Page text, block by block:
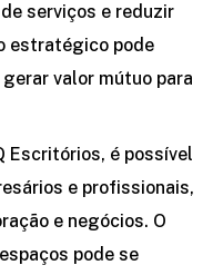
serviços e reduzir
estratégico pode
valor mútuo para
Escritórios, é possível
e profissionais,
e negócios. O
pode se